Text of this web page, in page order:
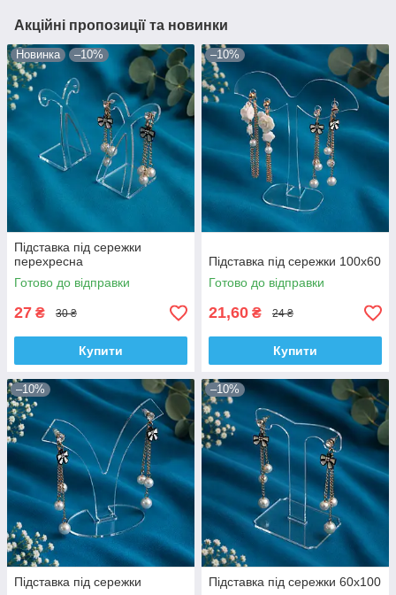
Акційні пропозиції та новинки
Новинка –10%
Підставка під сережки
перехресна
Готово до відправки
27 ₴ 30 ₴
Купити
–10%
Підставка під сережки 100х60
Готово до відправки
21,60 ₴ 24 ₴
Купити
–10%
Підставка під сережки
–10%
Підставка під сережки 60х100